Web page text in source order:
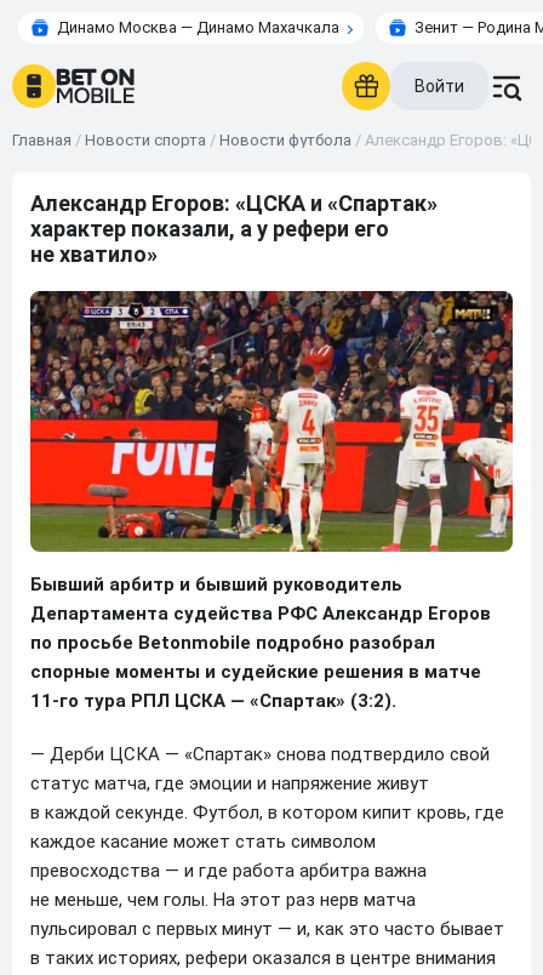
Динамо Москва — Динамо Махачкала Зенит — Родина
Войти
Главная / Новости спорта / Новости футбола / Александр Егоров:
Александр Егоров: «ЦСКА и «Спартак»
характер показали, а у рефери его
не хватило»
Бывший арбитр и бывший руководитель
Департамента судейства РФС Александр Егоров
по просьбе Betonmobile подробно разобрал
спорные моменты и судейские решения в матче
11-го тура РПЛ ЦСКА — «Спартак» (3:2).
— Дерби ЦСКА — «Спартак» снова подтвердило свой
статус матча, где эмоции и напряжение живут
в каждой секунде. Футбол, в котором кипит кровь, где
каждое касание может стать символом
превосходства — и где работа арбитра важна
не меньше, чем голы. На этот раз нерв матча
пульсировал с первых минут — и, как это часто бывает
в таких историях, рефери оказался в центре внимания